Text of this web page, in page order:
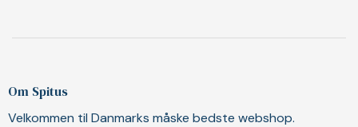
Om Spitus
Velkommen til Danmarks måske bedste webshop.